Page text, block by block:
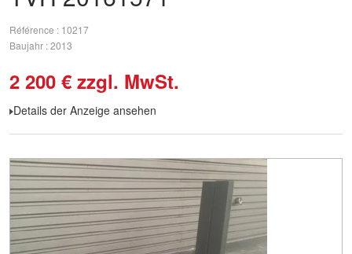
Référence
10217
Baujahr 2013
2 200 € zzgl. MwSt.
Details der Anzeige ansehen